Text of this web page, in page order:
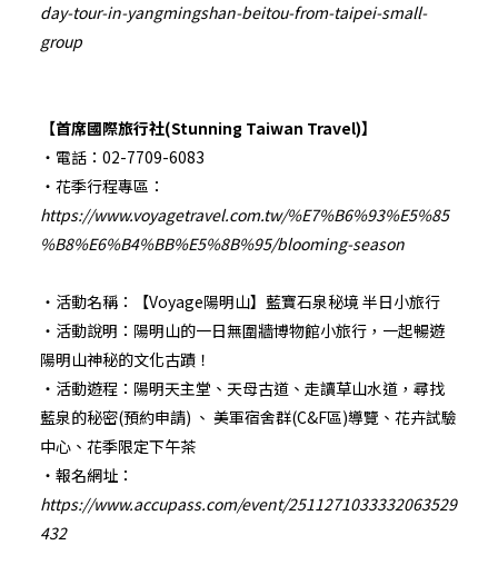
day-tour-in-yangmingshan-beitou-from-taipei-small-
group
【首席國際旅行社(Stunning Taiwan Travel)】
・電話：02-7709-6083
・花季行程專區：
https://www.voyagetravel.com.tw/%E7%B6%93%E5%85
%B8%E6%B4%BB%E5%8B%95/blooming-season
・活動名稱：【Voyage陽明山】藍寶石泉秘境 半日小旅行
・活動說明：陽明山的一日無圍牆博物館小旅行，一起暢遊
陽明山神秘的文化古蹟！
・活動遊程：陽明天主堂、天母古道、走讀草山水道，尋找
藍泉的秘密(預約申請) 、 美軍宿舍群(C&F區)導覽、花卉試驗
中心、花季限定下午茶
・報名網址：
https://www.accupass.com/event/2511271033332063529
432